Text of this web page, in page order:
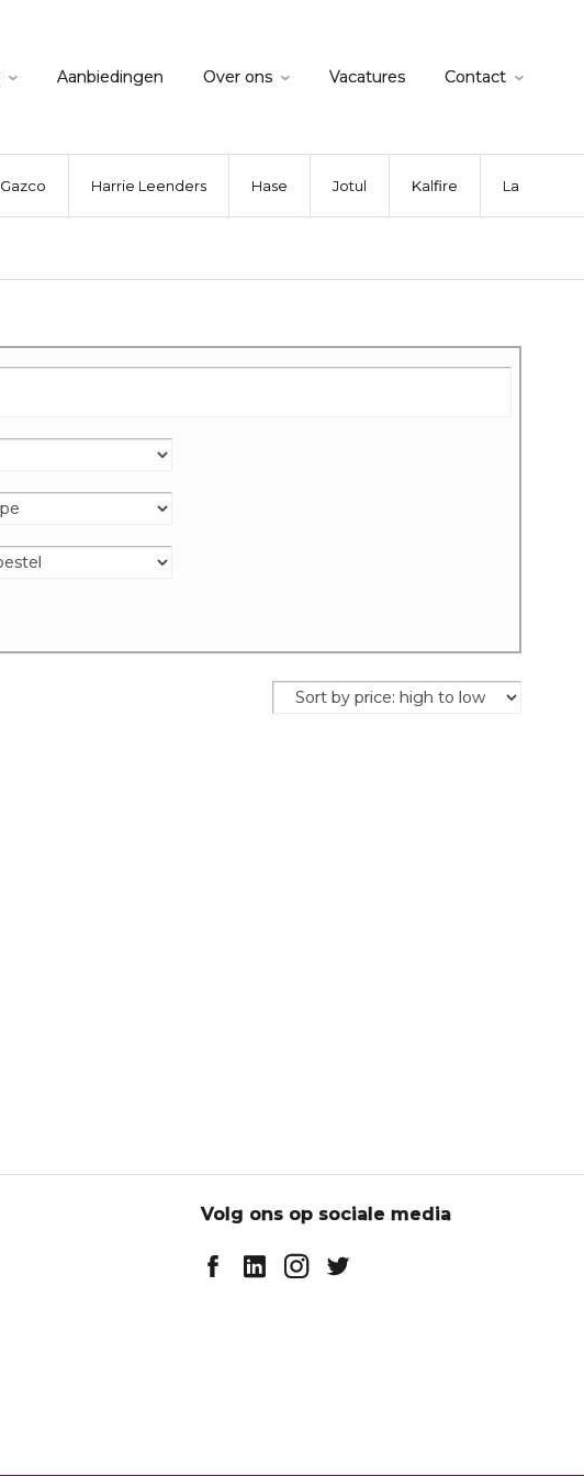
Aanbiedingen Over ons Vacatures Contact
Gazco Harrie Leenders Hase Jotul Kalfire La
Volg ons op sociale media